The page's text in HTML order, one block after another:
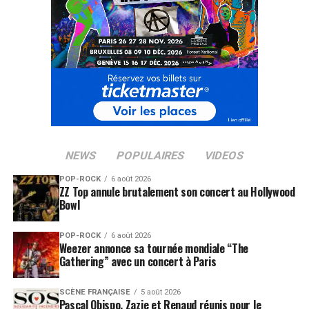
croissante des studios à s’appuyer sur des personnalités
locales pour leurs campagnes. Après le footballeur
Kylian MbappépourFIFAouJean-Claude Van
DammepourCall of Duty : Modern Warfare 3, c’est
désormaisPhilippe Etchebestqui rejoint l’univers du
jeu vidéo… le temps d’un trailer culinaire explosif.
RETROUVEZ TOUT L’UNIVERS DE PHILIPPE
NEWS POPULAIRES VIDEOS
POP-ROCK 6 août 2026
ZZ Top annule brutalement son concert au Hollywood
Bowl
POP-ROCK 6 août 2026
Weezer annonce sa tournée mondiale “The
Gathering” avec un concert à Paris
SCÈNE FRANÇAISE 5 août 2026
Pascal Obispo, Zazie et Renaud réunis pour le